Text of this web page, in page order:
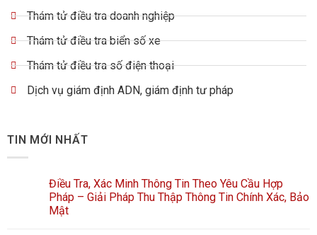
Thám tử điều tra doanh nghiệp
Thám tử điều tra biển số xe
Thám tử điều tra số điện thoại
Dịch vụ giám định ADN, giám định tư pháp
TIN MỚI NHẤT
Điều Tra, Xác Minh Thông Tin Theo Yêu Cầu Hợp
Pháp – Giải Pháp Thu Thập Thông Tin Chính Xác, Bảo
Mật